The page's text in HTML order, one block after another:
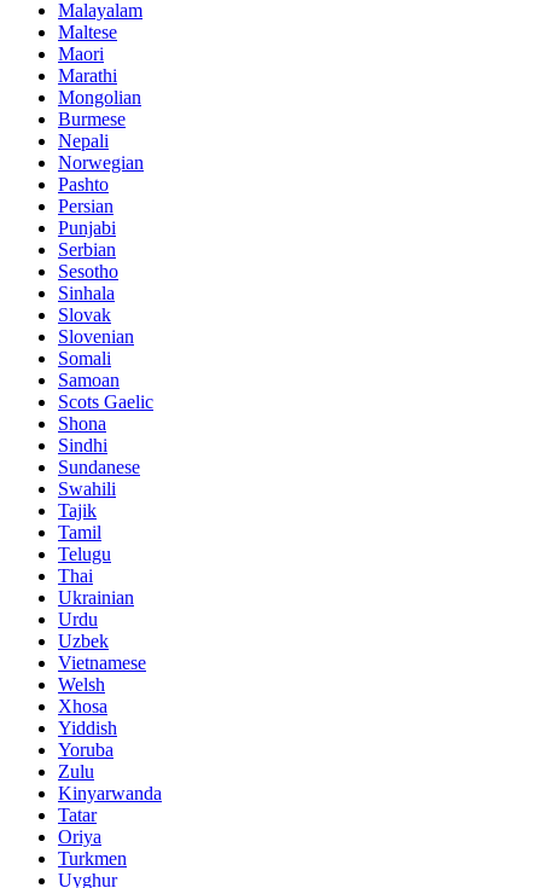
Malayalam
Maltese
Maori
Marathi
Mongolian
Burmese
Nepali
Norwegian
Pashto
Persian
Punjabi
Serbian
Sesotho
Sinhala
Slovak
Slovenian
Somali
Samoan
Scots Gaelic
Shona
Sindhi
Sundanese
Swahili
Tajik
Tamil
Telugu
Thai
Ukrainian
Urdu
Uzbek
Vietnamese
Welsh
Xhosa
Yiddish
Yoruba
Zulu
Kinyarwanda
Tatar
Oriya
Turkmen
Uyghur